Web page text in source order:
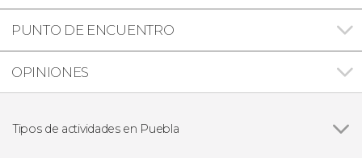
PUNTO DE ENCUENTRO
OPINIONES
Tipos de actividades en Puebla